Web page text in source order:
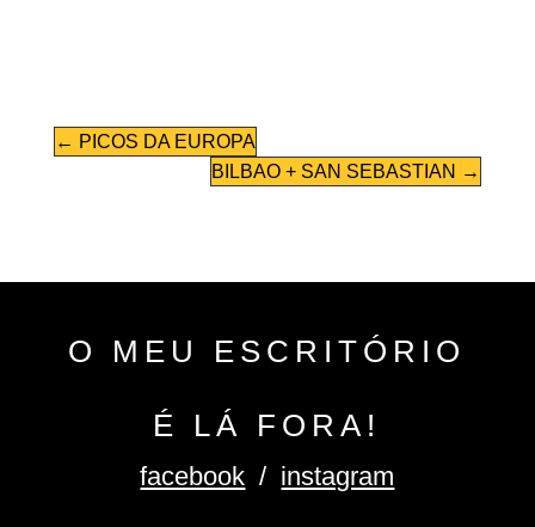
← PICOS DA EUROPA
BILBAO + SAN SEBASTIAN →
O MEU ESCRITÓRIO
É LÁ FORA!
facebook / instagram